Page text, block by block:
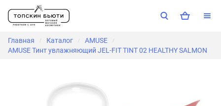
Главная / Каталог / AMUSE /
AMUSE Тинт увлажняющий JEL-FIT TINT 02 HEALTHY SALMON